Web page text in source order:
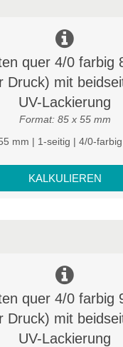
quer 4/0 farbig
Druck) mit
UV-Lackierung
Format: 85 x 55 mm
mm | 1-seitig | 4/0-
KALKULIEREN
quer 4/0 farbig
Druck) mit
UV-Lackierung